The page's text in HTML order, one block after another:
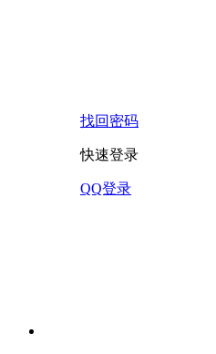
找回密码
快速登录
QQ登录